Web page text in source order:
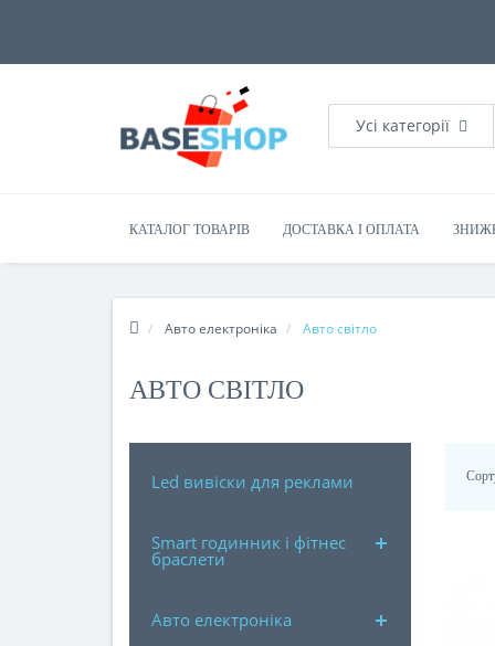
Усі категорії
КАТАЛОГ ТОВАРІВ ДОСТАВКА І ОПЛАТА
Авто електроніка Авто світло
АВТО СВІТЛО
Led вивіски для реклами
Smart годинник і фітнес
браслети
Авто електроніка